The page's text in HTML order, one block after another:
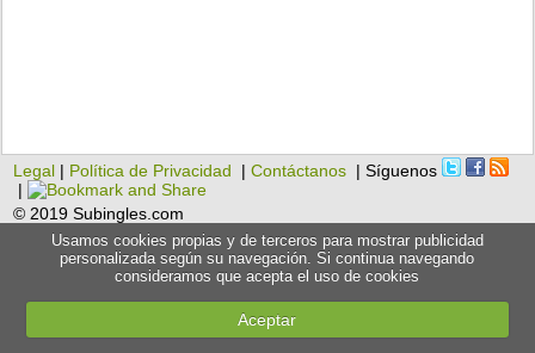
Legal | Política de Privacidad |Contáctanos | Síguenos
|
© 2019 Subingles.com
Usamos cookies propias y de terceros para mostrar publicidad
personalizada según su navegación. Si continua navegando
consideramos que acepta el uso de cookies
Aceptar